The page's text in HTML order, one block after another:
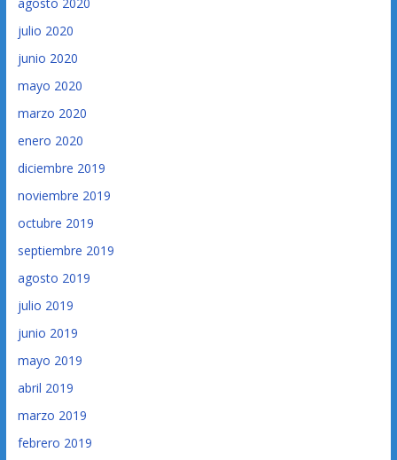
julio 2020
junio 2020
mayo 2020
marzo 2020
enero 2020
diciembre 2019
noviembre 2019
octubre 2019
septiembre 2019
agosto 2019
julio 2019
junio 2019
mayo 2019
abril 2019
marzo 2019
febrero 2019